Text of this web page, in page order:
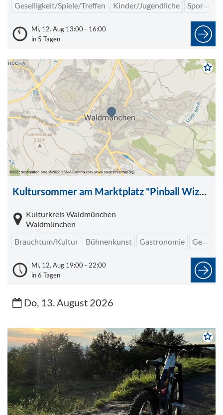
Geselligkeit/Spiele/Treffen
Kinder/Jugendliche Sport/Freizeit
Mi, 12. Aug 13:00 - 16:00
in 5 Tagen
Kultursommer am Marktplatz "Pinball Wizzard" - Konzert
Kulturkreis Waldmünchen
Waldmünchen
Brauchtum/Kultur
Bühnenkunst Gastronomie Geselligkeit/Spiele/Treffen
Mi, 12. Aug 19:00 - 22:00
in 6 Tagen
Do, 13. August 2026